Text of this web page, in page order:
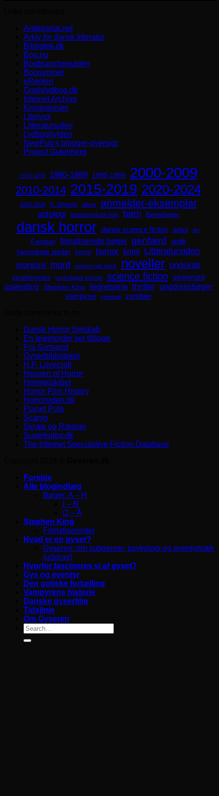
Antikvariat.net
Arkiv for dansk litteratur
Bibliotek.dk
Bog.nu
Bogbrancheguiden
Bogrummet
eReolen
Gratislydbog.dk
Internet Archive
Krimimessen
Librivox
Litteratursiden
Lydboghylden
NewPub's blogger-oversigt
Project Gutenberg
1970-1979 1980-1989 1990-1999 2000-2009
2010-2014 2015-2019 2020-2024
2025-2029 A. Silvestri Aliens anmelder-eksemplar
antologi baseret på en bog børn Børnebøger
dansk horror dansk science fiction debut dyr
Fantasy filmatiserede bøger genfærd
gotik
hjemsøgte steder
horror humor krimi Litteratursiden
monstre mord naturen går amok noveller ondskab
parallelverden psykologisk portræt science fiction seriemord
spænding Stephen King tegneserie thriller ungdomsbøger
vampyrer venskab
zombier
Dansk Horror Selskab
En lejemorder ser tilbage
Fra Sortsand
Gyserbiblioteket
H.P. Lovecraft
Heaven of Horror
Himmelskibet
Horror Film History
Horrorsiden.dk
Planet Pulp
Scaryo
Skræk og Rædsel
Superkultur.dk
The Internet Speculative Fiction Database
Forside
Alle blogindlæg
Bøger: A – H
I – N
O – Å
Stephen King
Filmatiseringer
Hvad er en gyser?
Gyseren: om subgenrer, psykologi og eventyrtræk
(uddrag)
Hvorfor fascineres vi af gyset?
Gys og eventyr
Den gotiske fortælling
Vampyrens historie
Danske gyserfilm
Tidslinje
Om Gyseren